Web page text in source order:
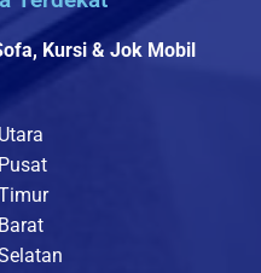
Kursi & Jok Mobil